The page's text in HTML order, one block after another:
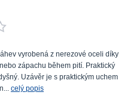
vyrobená z nerezové oceli díky
zápachu během pití. Praktický
Uzávěr je s praktickým uchem
celý popis